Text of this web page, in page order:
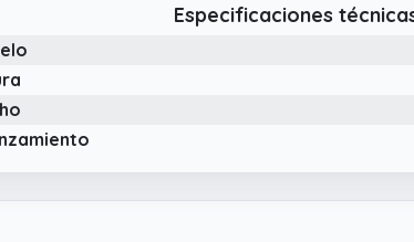
✔️ Regalo perfecto: este tarjetero es perfecto
Especificaciones